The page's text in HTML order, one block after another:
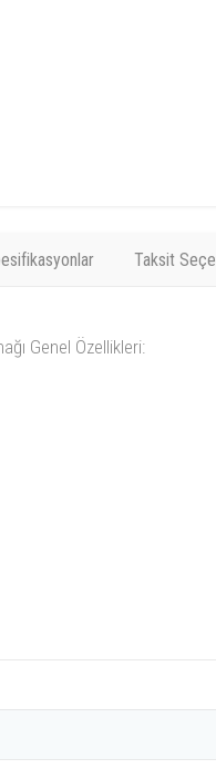
Taksit
Genel Özellikleri: